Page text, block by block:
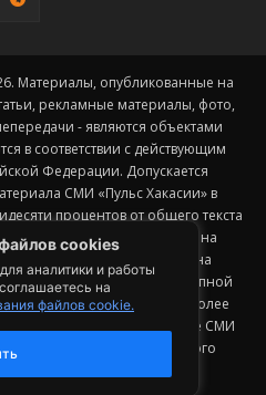
cookies
аналитики и работы
на
файлов cookie.
Материалы, опубликованные на
рекламные материалы, фото,
- являются объектами
в соответствии с действующим
Федерации. Допускается
СМИ «Пульс Хакасии» в
процентов от общего текста
размещением гиперссылки на
Гиперссылка должна
материала и быть доступной
Заимствование более
опубликованного на сайте СМИ
исключительно с письменного